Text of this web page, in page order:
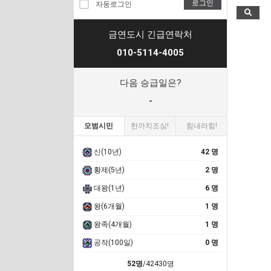
자동로그인 로그인
금연도시 긴급연락처
010-5114-4005
다음 승급일은?
-
모범시민 한까치조심! 힘내라힘!
신(10년) 42 명
황제(5년) 2 명
대왕(1년) 6 명
왕(6개월) 1 명
왕족(4개월) 1 명
공작(100일) 0 명
52명/42430명